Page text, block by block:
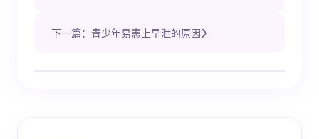
下一篇：青少年易患上早泄的原因